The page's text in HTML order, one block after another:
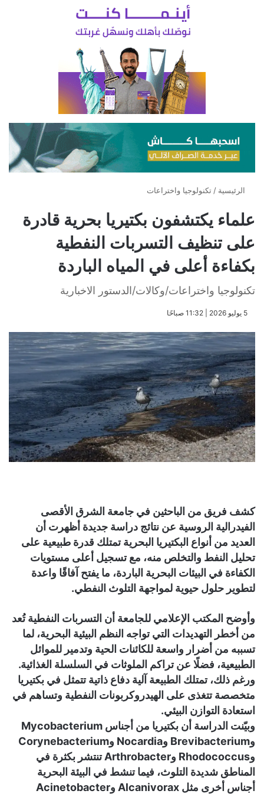
الرئيسية / تكنولوجيا واختراعات
علماء يكتشفون بكتيريا بحرية قادرة
على تنظيف التسربات النفطية
بكفاءة أعلى في المياه الباردة
تكنولوجيا واختراعات/وكالات/الدستور الاخبارية
​5 يوليو 2026 | 11:32 صباحًا
كشف فريق من الباحثين في جامعة الشرق الأقصى
الفيدرالية الروسية عن نتائج دراسة جديدة أظهرت أن
العديد من أنواع البكتيريا البحرية تمتلك قدرة طبيعية على
تحليل النفط والتخلص منه، مع تسجيل أعلى مستويات
الكفاءة في البيئات البحرية الباردة، ما يفتح آفاقًا واعدة
لتطوير حلول حيوية لمواجهة التلوث النفطي.
وأوضح المكتب الإعلامي للجامعة أن التسربات النفطية تُعد
من أخطر التهديدات التي تواجه النظم البيئية البحرية، لما
تسببه من أضرار واسعة للكائنات الحية وتدمير للموائل
الطبيعية، فضلًا عن تراكم الملوثات في السلسلة الغذائية.
ورغم ذلك، تمتلك الطبيعة آلية دفاع ذاتية تتمثل في بكتيريا
متخصصة تتغذى على الهيدروكربونات النفطية وتساهم في
استعادة التوازن البيئي.
وبيّنت الدراسة أن بكتيريا من أجناس Mycobacterium
وBrevibacterium وNocardia وCorynebacterium
وRhodococcus وArthrobacter تنتشر بكثرة في
المناطق شديدة التلوث، فيما تنشط في البيئة البحرية
أجناس أخرى مثل Alcanivorax وAcinetobacter